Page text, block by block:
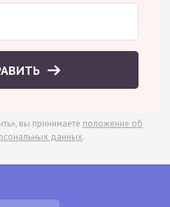
вы принимаете положение об
данных.